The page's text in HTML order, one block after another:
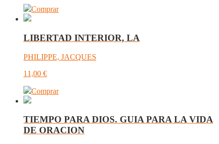
Comprar
LIBERTAD INTERIOR, LA
PHILIPPE, JACQUES
11,00 €
Comprar
TIEMPO PARA DIOS. GUIA PARA LA VIDA
DE ORACION